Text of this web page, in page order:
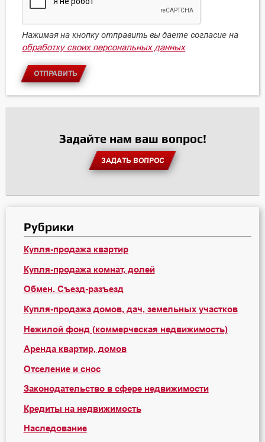
Нажимая на кнопку отправить вы даете согласие на
обработку своих персональных данных
ОТПРАВИТЬ
Задайте нам ваш вопрос!
ЗАДАТЬ ВОПРОС
Рубрики
Купля-продажа квартир
Купля-продажа комнат, долей
Обмен. Съезд-разъезд
Купля-продажа домов, дач, земельных участков
Нежилой фонд (коммерческая недвижимость)
Аренда квартир, домов
Отселение и снос
Законодательство в сфере недвижимости
Кредиты на недвижимость
Наследование